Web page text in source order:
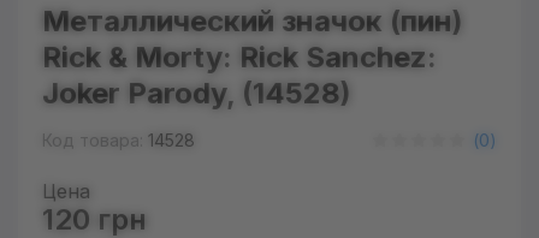
Металлический значок (пин)
Rick & Morty: Rick Sanchez:
Joker Parody, (14528)
Код товара: 14528 (0)
Цена
120 грн